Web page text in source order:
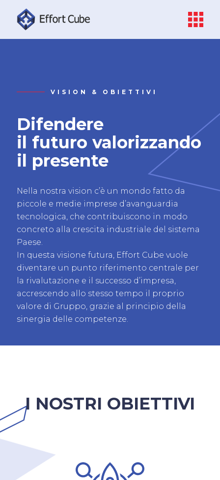
VISION & OBIETTIVI
Difendere
il futuro valorizzando
il presente
Nella nostra vision c’è un mondo fatto da
piccole e medie imprese d’avanguardia
tecnologica, che contribuiscono in modo
concreto alla crescita industriale del sistema
Paese.
In questa visione futura, Effort Cube vuole
diventare un punto riferimento centrale per
la rivalutazione e il successo d’impresa,
accrescendo allo stesso tempo il proprio
valore di Gruppo, grazie al principio della
sinergia delle competenze.
I NOSTRI OBIETTIVI